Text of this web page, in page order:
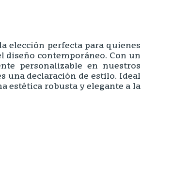
elección perfecta para quienes
diseño contemporáneo. Con un
personalizable en nuestros
una declaración de estilo. Ideal
estética robusta y elegante a la